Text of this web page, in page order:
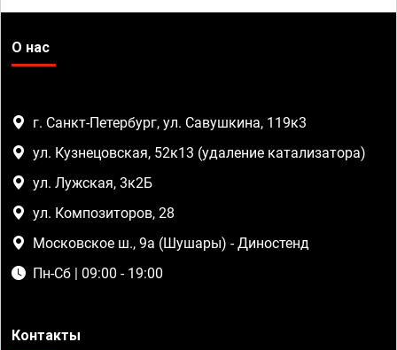
О нас
г. Санкт-Петербург, ул. Савушкина, 119к3
ул. Кузнецовская, 52к13 (удаление катализатора)
ул. Лужская, 3к2Б
ул. Композиторов, 28
Московское ш., 9а (Шушары) - Диностенд
Пн-Сб | 09:00 - 19:00
Контакты